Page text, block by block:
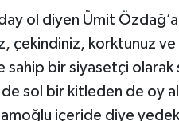
ol diyen Ümit
çekindiniz, korktunuz ve
bir siyasetçi
sol bir kitleden de oy
içeride diye